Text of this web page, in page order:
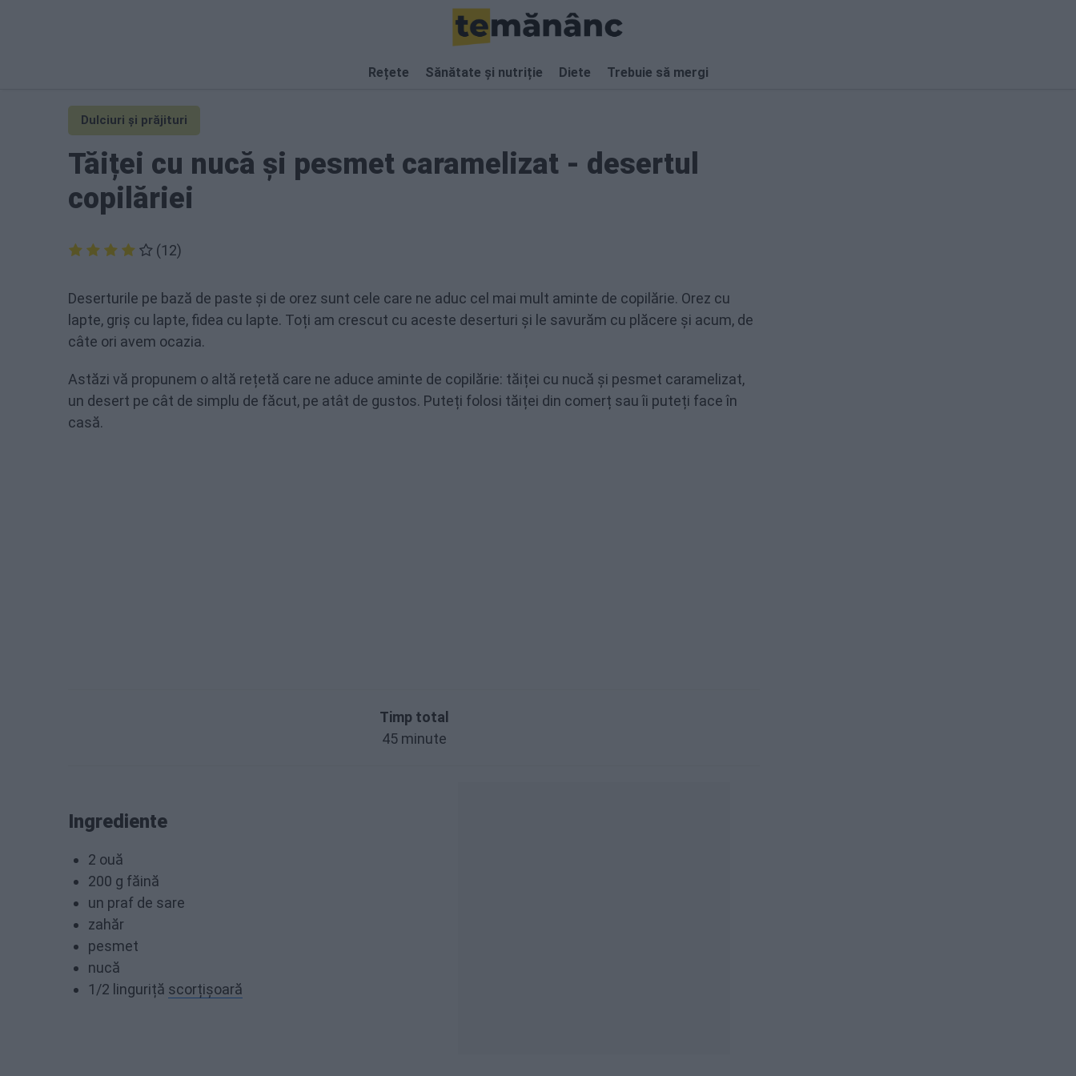
Rețete Sănătate și nutriție Diete Trebuie să mergi
Dulciuri și prăjituri
Tăiței cu nucă și pesmet caramelizat - desertul
copilăriei
(12)
Deserturile pe bază de paste și de orez sunt cele care ne aduc cel mai mult aminte de copilărie. Orez cu
lapte, griș cu lapte, fidea cu lapte. Toți am crescut cu aceste deserturi și le savurăm cu plăcere și acum, de
câte ori avem ocazia.
Astăzi vă propunem o altă rețetă care ne aduce aminte de copilărie: tăiței cu nucă și pesmet caramelizat,
un desert pe cât de simplu de făcut, pe atât de gustos. Puteți folosi tăiței din comerț sau îi puteți face în
casă.
Timp total
45 minute
Ingrediente
2 ouă
200 g făină
un praf de sare
zahăr
pesmet
nucă
1/2 linguriță scorțișoară